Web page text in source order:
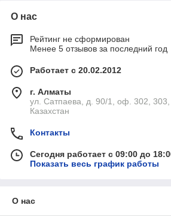
О нас
Рейтинг не сформирован
Менее 5 отзывов за последний год
Работает с 20.02.2012
г. Алматы
ул. Сатпаева, д. 90/1, оф. 302,
Казахстан
Контакты
Сегодня работает с 09:00 до
Показать весь график работы
О нас